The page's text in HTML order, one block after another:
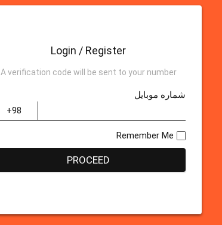
Login / Register
A verification code will be sent to your number
شماره موبایل
Remember Me
PROCEED